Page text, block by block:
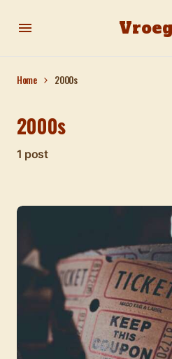
Home 2000s
2000s
1 post